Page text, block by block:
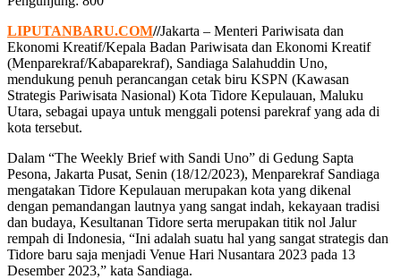
LIPUTANBARU.COM//Jakarta – Menteri Pariwisata dan
Ekonomi Kreatif/Kepala Badan Pariwisata dan Ekonomi Kreatif
(Menparekraf/Kabaparekraf), Sandiaga Salahuddin Uno,
mendukung penuh perancangan cetak biru KSPN (Kawasan
Strategis Pariwisata Nasional) Kota Tidore Kepulauan, Maluku
Utara, sebagai upaya untuk menggali potensi parekraf yang ada di
kota tersebut.
Dalam “The Weekly Brief with Sandi Uno” di Gedung Sapta
Pesona, Jakarta Pusat, Senin (18/12/2023), Menparekraf Sandiaga
mengatakan Tidore Kepulauan merupakan kota yang dikenal
dengan pemandangan lautnya yang sangat indah, kekayaan tradisi
dan budaya, Kesultanan Tidore serta merupakan titik nol Jalur
rempah di Indonesia, “Ini adalah suatu hal yang sangat strategis dan
Tidore baru saja menjadi Venue Hari Nusantara 2023 pada 13
Desember 2023,” kata Sandiaga.